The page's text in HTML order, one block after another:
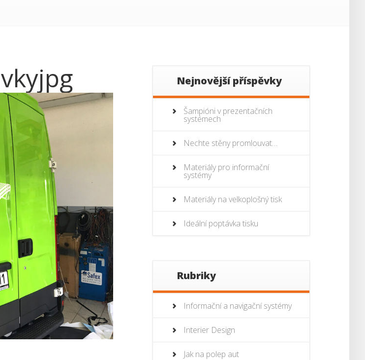
Nejnovější příspěvky
Šampióni v prezentačních
systémech
Nechte stěny promlouvat…
Materiály pro informační
systémy
Materiály na velkoplošný tisk
Ideální poptávka tisku
Rubriky
Informační a navigační systémy
Interier Design
Jak na polep aut